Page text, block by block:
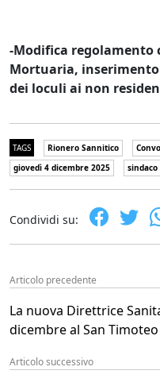
-Modifica regolamento
Mortuaria,
dei loculi ai non
TAGS Rionero Sannitico
giovedì 4 dicembre 2025
sindaco
Condividi su:
Articolo precedente
La nuova Direttrice
dicembre al San
Articolo successivo